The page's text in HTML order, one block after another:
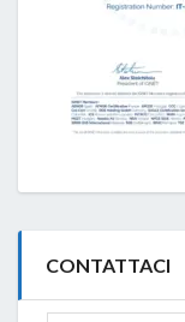
CONTATTACI